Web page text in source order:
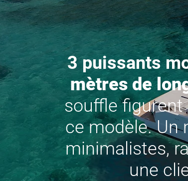
3 puissants
mètres de
souffle
ce modèle. Un
minimalistes,
une